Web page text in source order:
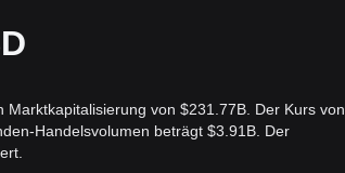
von $231.77B. Der Kurs von
Handelsvolumen beträgt $3.91B. Der